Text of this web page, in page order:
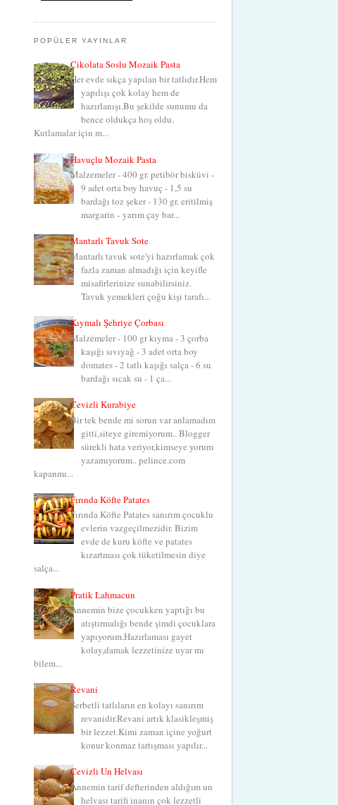
POPÜLER YAYINLAR
Çikolata Soslu Mozaik Pasta
Her evde sıkça yapılan bir tatlıdır.Hem
yapılışı çok kolay hem de
hazırlanışı.Bu şekilde sunumu da
bence oldukça hoş oldu.
Kutlamalar için m...
Havuçlu Mozaik Pasta
Malzemeler - 400 gr. petibör bisküvi -
9 adet orta boy havuç - 1,5 su
bardağı toz şeker - 130 gr. eritilmiş
margarin - yarım çay bar...
Mantarlı Tavuk Sote
Mantarlı tavuk sote'yi hazırlamak çok
fazla zaman almadığı için keyifle
misafirlerinize sunabilirsiniz.
Tavuk yemekleri çoğu kişi tarafı...
Kıymalı Şehriye Çorbası
Malzemeler - 100 gr kıyma - 3 çorba
kaşığı sıvıyağ - 3 adet orta boy
domates - 2 tatlı kaşığı salça - 6 su
bardağı sıcak su - 1 ça...
Cevizli Kurabiye
Bir tek bende mi sorun var anlamadım
gitti,siteye giremiyorum.. Blogger
sürekli hata veriyor,kimseye yorum
yazamıyorum.. pelince.com
kapanmı...
Fırında Köfte Patates
Fırında Köfte Patates sanırım çocuklu
evlerin vazgeçilmezidir. Bizim
evde de kuru köfte ve patates
kızartması çok tüketilmesin diye
salça...
Pratik Lahmacun
Annemin bize çocukken yaptığı bu
atıştırmalığı bende şimdi çocuklara
yapıyorum.Hazırlaması gayet
kolay,damak lezzetinize uyar mı
bilem...
Revani
Şerbetli tatlıların en kolayı sanırım
revanidir.Revani artık klasikleşmiş
bir lezzet.Kimi zaman içine yoğurt
konur konmaz tartışması yapılır...
Cevizli Un Helvası
Annemin tarif defterinden aldığım un
helvası tarifi inanın çok lezzetli